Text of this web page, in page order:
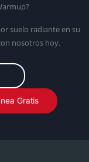
suelo radiante en su
nosotros hoy.
Gratis